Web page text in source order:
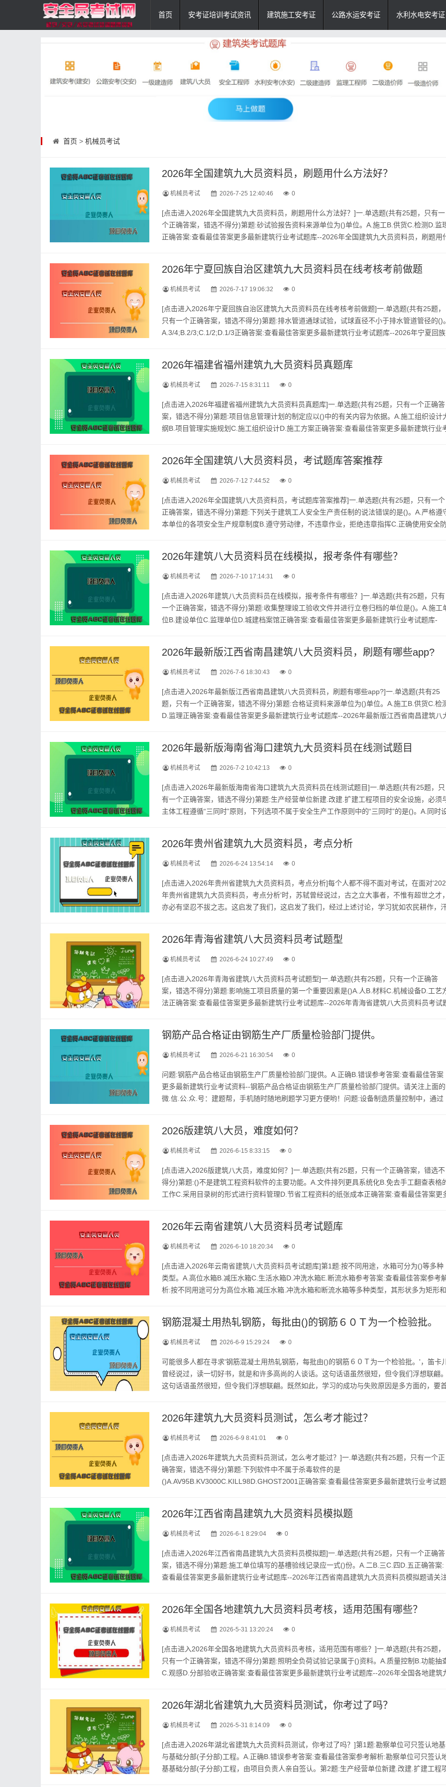
首页 安考证培训考试资讯 建筑施工安考证 公路水运安考证 水利水电安考证
首页 > 机械员考试
2026年全国建筑九大员资料员，刷题用什么方法好？
机械员考试 2026-7-25 12:40:46 0
[点击进入2026年全国建筑九大员资料员，刷题用什么方法好？]一.单选题(共有25题，只有一
个正确答案，错选不得分)第题:砂试验报告资料来源单位为()单位。A.施工B.供货C.检测D.监
正确答案:查看最佳答案更多最新建筑行业考试题库--2026年全国建筑九大员资料员，刷题用
2026年宁夏回族自治区建筑九大员资料员在线考核考前做题
机械员考试 2026-7-17 19:06:32 0
[点击进入2026年宁夏回族自治区建筑九大员资料员在线考核考前做题]一.单选题(共有25题，
只有一个正确答案，错选不得分)第题:排水管道通球试验，试球直径不小于排水管道管径的()。
A.3/4;B.2/3;C.1/2;D.1/3正确答案:查看最佳答案更多最新建筑行业考试题库--2026年宁夏回族
2026年福建省福州建筑九大员资料员真题库
机械员考试 2026-7-15 8:31:11 0
[点击进入2026年福建省福州建筑九大员资料员真题库]一.单选题(共有25题，只有一个正确答
案，错选不得分)第题:项目信息管理计划的制定应以()中的有关内容为依据。A.施工组织设计
纲B.项目管理实施规划C.施工组织设计D.施工方案正确答案:查看最佳答案更多最新建筑行业
2026年全国建筑八大员资料员，考试题库答案推荐
机械员考试 2026-7-12 7:44:52 0
[点击进入2026年全国建筑八大员资料员，考试题库答案推荐]一.单选题(共有25题，只有一个
正确答案，错选不得分)第题:下列关于建筑工人安全生产责任制的说法错误的是()。A.严格遵
本单位的各项安全生产规章制度B.遵守劳动律，不违章作业，拒绝违章指挥C.正确使用安全
2026年建筑八大员资料员在线模拟，报考条件有哪些？
机械员考试 2026-7-10 17:14:31 0
[点击进入2026年建筑八大员资料员在线模拟，报考条件有哪些？]一.单选题(共有25题，只有
一个正确答案，错选不得分)第题:收集整理竣工验收文件并进行立卷归档的单位是()。A.施工
位B.建设单位C.监理单位D.城建档案馆正确答案:查看最佳答案更多最新建筑行业考试题库-
2026年最新版江西省南昌建筑八大员资料员，刷题有哪些app?
机械员考试 2026-7-6 18:30:43 0
[点击进入2026年最新版江西省南昌建筑八大员资料员，刷题有哪些app?]一.单选题(共有25
题，只有一个正确答案，错选不得分)第题:合格证资料来源单位为()单位。A.施工B.供货C.检
D.监理正确答案:查看最佳答案更多最新建筑行业考试题库--2026年最新版江西省南昌建筑八
2026年最新版海南省海口建筑九大员资料员在线测试题目
机械员考试 2026-7-2 10:42:13 0
[点击进入2026年最新版海南省海口建筑九大员资料员在线测试题目]一.单选题(共有25题，只
有一个正确答案，错选不得分)第题:生产经营单位新建.改建.扩建工程项目的安全设施，必须
主体工程遵循“三同时”原则，下列选项不属于安全生产工作原则中的“三同时”的是()。A.同时
2026年贵州省建筑九大员资料员，考点分析
机械员考试 2026-6-24 13:54:14 0
[点击进入2026年贵州省建筑九大员资料员，考点分析]每个人都不得不面对考试，在面对
年贵州省建筑九大员资料员，考点分析'时，苏轼曾经说过，古之立大事者，不惟有超世之才，
亦必有坚忍不拔之志。这启发了我们，这启发了我们，经过上述讨论，学习犹如农民耕作，
2026年青海省建筑八大员资料员考试题型
机械员考试 2026-6-24 10:27:49 0
[点击进入2026年青海省建筑八大员资料员考试题型]一.单选题(共有25题，只有一个正确答
案，错选不得分)第题:影响施工项目质量的第一个重要因素是()A.人B.材料C.机械设备D.工艺
法正确答案:查看最佳答案更多最新建筑行业考试题库--2026年青海省建筑八大员资料员考试
钢筋产品合格证由钢筋生产厂质量检验部门提供。
机械员考试 2026-6-21 16:30:54 0
问题:钢筋产品合格证由钢筋生产厂质量检验部门提供。A.正确B.错误参考答案:查看最佳答案
更多最新建筑行业考试资料--钢筋产品合格证由钢筋生产厂质量检验部门提供。请关注上面的
微.信.公.众.号：建题帮，手机随时随地刷题学习更方便哟！问题:设备制造质量控制中，通过
2026版建筑八大员，难度如何？
机械员考试 2026-6-15 8:33:15 0
[点击进入2026版建筑八大员，难度如何？]一.单选题(共有25题，只有一个正确答案，错选不
得分)第题:()不是建筑工程资料软件的主要功能。A.文件排列更具系统化B.免去手工翻查表格
工作C.采用目录树的形式进行资料管理D.节省工程资料的纸张成本正确答案:查看最佳答案更
2026年云南省建筑八大员资料员考试题库
机械员考试 2026-6-10 18:20:34 0
[点击进入2026年云南省建筑八大员资料员考试题库]第1题:按不同用途，水箱可分为()等多种
类型。A.高位水箱B.减压水箱C.生活水箱D.冲洗水箱E.断流水箱参考答案:查看最佳答案参考
析:按不同用途可分为高位水箱.减压水箱.冲洗水箱和断流水箱等多种类型，其形状多为矩形和
钢筋混凝土用热轧钢筋，每批由()的钢筋６０Ｔ为一个检验批。
机械员考试 2026-6-9 15:29:24 0
可能很多人都在寻求'钢筋混凝土用热轧钢筋，每批由()的钢筋６０Ｔ为一个检验批。'，笛卡
曾经说过，读一切好书，就是和许多高尚的人谈话。这句话语虽然很短，但令我们浮想联翩。
这句话语虽然很短，但令我们浮想联翩。既然如此，学习的成功与失败原因是多方面的，要
2026年建筑九大员资料员测试，怎么考才能过？
机械员考试 2026-6-9 8:41:01 0
[点击进入2026年建筑九大员资料员测试，怎么考才能过？]一.单选题(共有25题，只有一个正
确答案，错选不得分)第题:下列软件中不属于杀毒软件的是
()A.AV95B.KV3000C.KILL98D.GHOST2001正确答案:查看最佳答案更多最新建筑行业考试题
2026年江西省南昌建筑九大员资料员模拟题
机械员考试 2026-6-1 8:29:04 0
[点击进入2026年江西省南昌建筑九大员资料员模拟题]一.单选题(共有25题，只有一个正确答
案，错选不得分)第题:施工单位填写的基槽验线记录应一式()份。A.二B.三C.四D.五正确答案:
查看最佳答案更多最新建筑行业考试题库--2026年江西省南昌建筑九大员资料员模拟题请关
2026年全国各地建筑九大员资料员考核，适用范围有哪些？
机械员考试 2026-5-31 13:20:24 0
[点击进入2026年全国各地建筑九大员资料员考核，适用范围有哪些？]一.单选题(共有25题，
只有一个正确答案，错选不得分)第题:照明全负荷试验记录属于()资料。A.质量控制B.功能抽
C.观感D.分部验收正确答案:查看最佳答案更多最新建筑行业考试题库--2026年全国各地建筑
2026年湖北省建筑九大员资料员测试，你考过了吗？
机械员考试 2026-5-31 8:14:09 0
[点击进入2026年湖北省建筑九大员资料员测试，你考过了吗？]第1题:勘察单位可只签认地基
与基础分部(子分部)工程。A.正确B.错误参考答案:查看最佳答案参考解析:勘察单位可只签认
基基础分部(子分部)工程，由项目负责人亲自签认。第2题:生产经营单位新建.改建.扩建工程